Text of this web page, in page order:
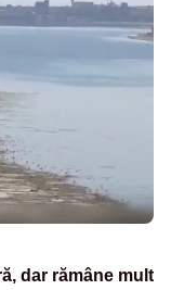
dar rămâne mult